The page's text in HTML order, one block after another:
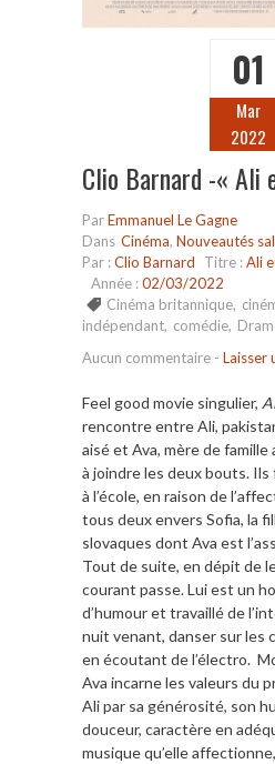
01
Mar
2022
Clio Barnard -« Ali
ParEmmanuel Le Gagne
Dans Cinéma, Nouveautés
Par :Clio Barnard Titre :Ali
Année :02/03/2022
Cinéma britannique,
indépendant, comédie,
Aucun commentaire - Laisser
Feel good movie singulier,
rencontre entre Ali,
aisé et Ava, mère de
à joindre les deux bouts.
à l’école, en raison de
tous deux envers Sofia, la
slovaques dont Ava est
Tout de suite, en dépit de
courant passe. Lui est un
d’humour et travaillé de
nuit venant, danser sur les
en écoutant de l’électro.
Ava incarne les valeurs du
Ali par sa générosité, son
douceur, caractère en
musique qu’elle